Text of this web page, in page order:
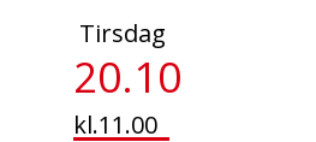
Tirsdag
20.10
kl.11.00